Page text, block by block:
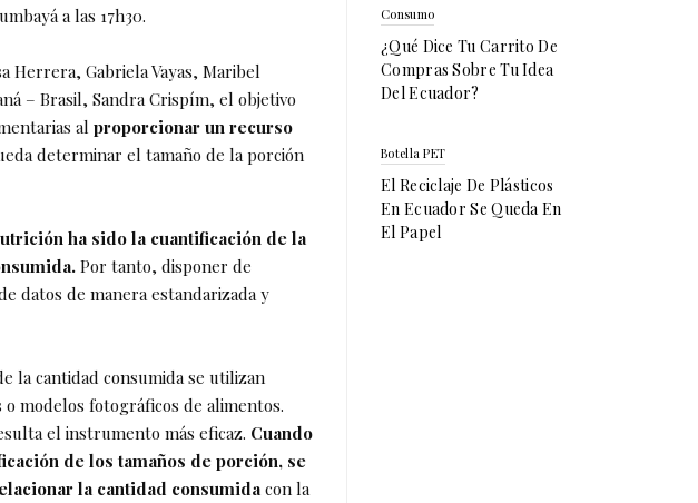
a las 17h30.
Herrera, Gabriela Vayas, Maribel
– Brasil, Sandra Crispím, el objetivo
al proporcionar un recurso
determinar el tamaño de la porción
ha sido la cuantificación de la
Por tanto, disponer de
datos de manera estandarizada y
la cantidad consumida se utilizan
modelos fotográficos de alimentos.
el instrumento más eficaz. Cuando
de los tamaños de porción, se
la cantidad consumida con la
Consumo
¿Qué Dice Tu Carrito De
Compras Sobre Tu Idea
Del Ecuador?
Botella PET
El Reciclaje De Plásticos
En Ecuador Se Queda En
El Papel